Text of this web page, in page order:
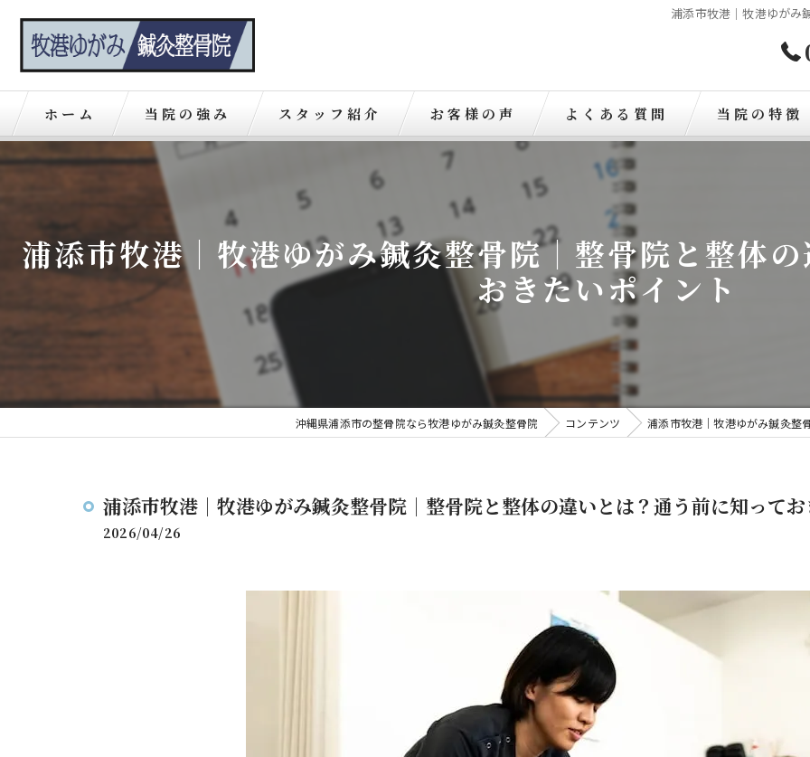
浦添市牧港｜牧港ゆがみ
ホーム 当院の強み スタッフ紹介 お客様の声 よくある質問 当院の特徴
肩こり
腰痛
浦添市牧港｜牧港ゆがみ鍼灸整骨院｜整骨院と整体
おきたいポイント
沖縄県浦添市の整骨院なら牧港ゆがみ鍼灸整骨院 コンテンツ 浦添市牧港｜牧港ゆがみ鍼灸整
浦添市牧港｜牧港ゆがみ鍼灸整骨院｜整骨院と整体の違いとは？通う前に知って
2026/04/26